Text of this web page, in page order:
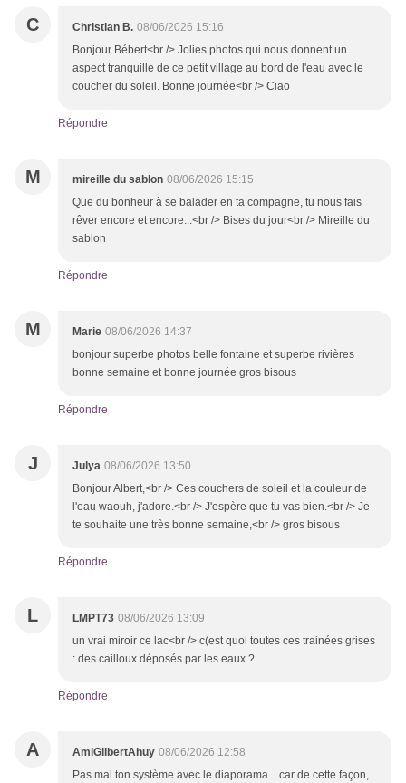
C Christian B. 08/06/2026 15:16
Bonjour Bébert<br /> Jolies photos qui nous donnent un
aspect tranquille de ce petit village au bord de l'eau avec le
coucher du soleil. Bonne journée<br /> Ciao
Répondre
M mireille du sablon 08/06/2026 15:15
Que du bonheur à se balader en ta compagne, tu nous fais
rêver encore et encore...<br /> Bises du jour<br /> Mireille du
sablon
Répondre
M Marie 08/06/2026 14:37
bonjour superbe photos belle fontaine et superbe rivières
bonne semaine et bonne journée gros bisous
Répondre
J Julya 08/06/2026 13:50
Bonjour Albert,<br /> Ces couchers de soleil et la couleur de
l'eau waouh, j'adore.<br /> J'espère que tu vas bien.<br /> Je
te souhaite une très bonne semaine,<br /> gros bisous
Répondre
L LMPT73 08/06/2026 13:09
un vrai miroir ce lac<br /> c(est quoi toutes ces trainées grises
: des cailloux déposés par les eaux ?
Répondre
A AmiGilbertAhuy 08/06/2026 12:58
Pas mal ton système avec le diaporama... car de cette façon,